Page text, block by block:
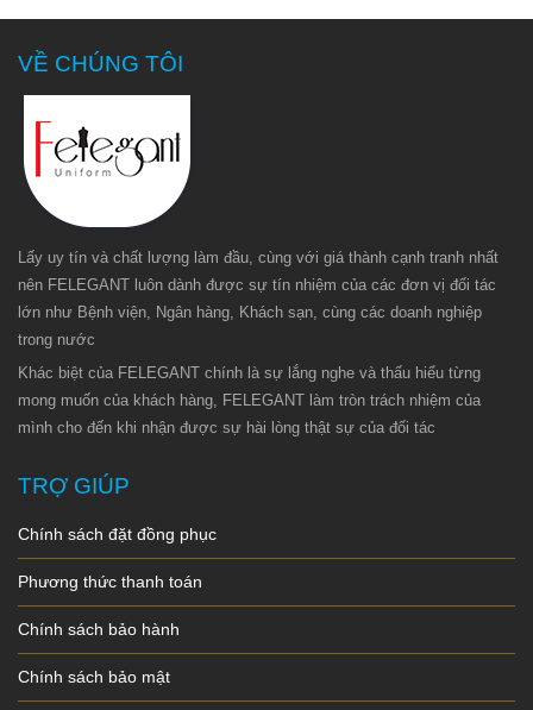
VỀ CHÚNG TÔI
Lấy uy tín và chất lượng làm đầu, cùng với giá thành cạnh tranh nhất
nên FELEGANT luôn dành được sự tín nhiệm của các đơn vị đối tác
lớn như Bệnh viện, Ngân hàng, Khách sạn, cùng các doanh nghiệp
trong nước
Khác biệt của FELEGANT chính là sự lắng nghe và thấu hiểu từng
mong muốn của khách hàng, FELEGANT làm tròn trách nhiệm của
mình cho đến khi nhận được sự hài lòng thật sự của đối tác
TRỢ GIÚP
Chính sách đặt đồng phục
Phương thức thanh toán
Chính sách bảo hành
Chính sách bảo mật